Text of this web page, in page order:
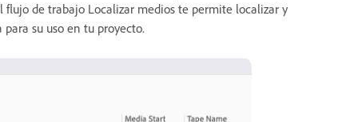
de trabajo Localizar medios te permite localizar y
su uso en tu proyecto.